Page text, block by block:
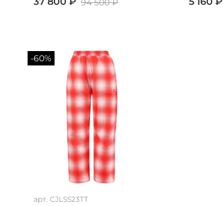
-60%
арт. CJLSS23TT